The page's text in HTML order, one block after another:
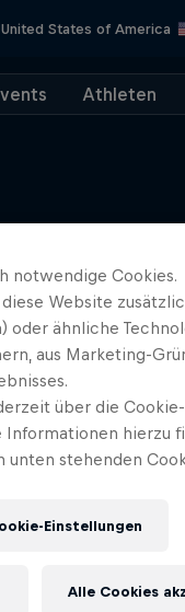
States of America
Athleten
davon
Fire
notwendige Cookies.
Website
ähnliche
aus Marketing-
über die
hierzu
unten stehenden
Einstellungen
Alle Cookies